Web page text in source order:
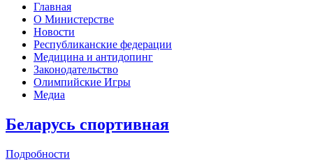
Главная
О Министерстве
Новости
Республиканские федерации
Медицина и антидопинг
Законодательство
Олимпийские Игры
Медиа
Беларусь спортивная
Подробности